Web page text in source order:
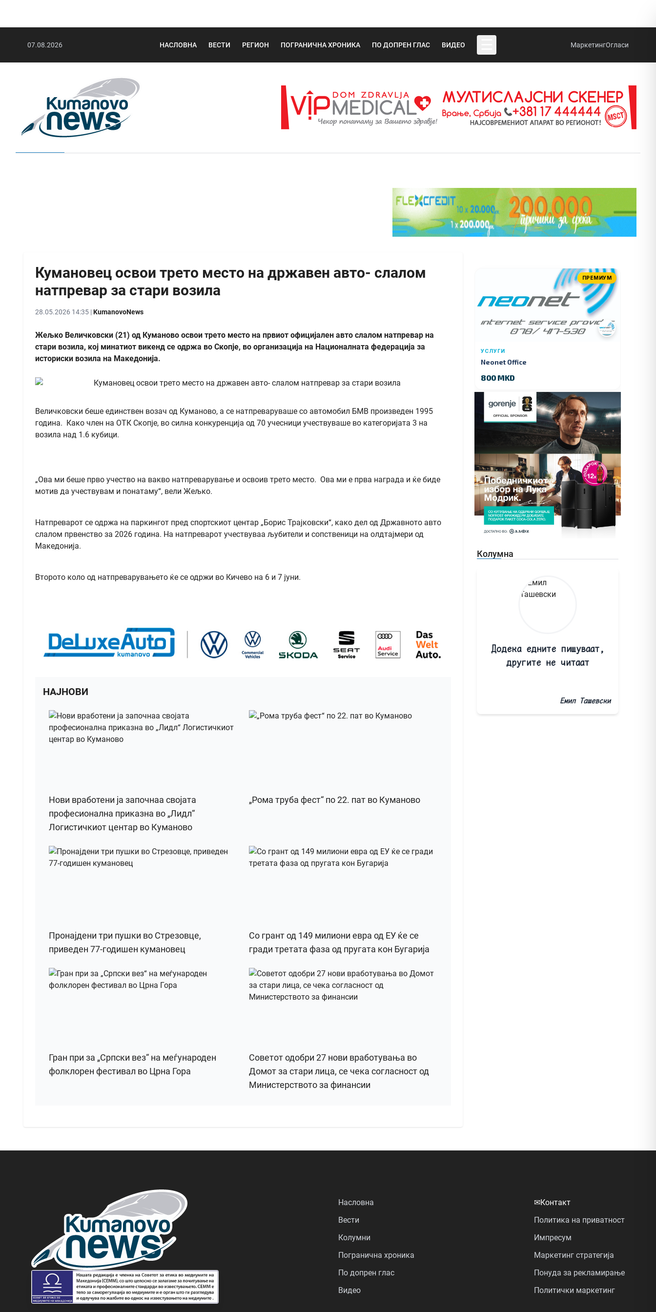
07.08.2026 НАСЛОВНА ВЕСТИ РЕГИОН ПОГРАНИЧНА ХРОНИКА ПО ДОПРЕН ГЛАС ВИДЕО МаркетингОгласи
Кумановец освои трето место на државен авто- слалом
натпревар за стари возила
28.05.2026 14:35 |KumanovoNews
Жељко Величковски (21) од Куманово освои трето место на првиот официјален авто слалом натпревар на
стари возила, кој минатиот викенд се одржа во Скопје, во организација на Националната федерација за
историски возила на Македонија.
Величковски беше единствен возач од Куманово, а се натпреваруваше со автомобил БМВ произведен 1995
година. Како член на ОТК Скопје, во силна конкуренција од 70 учесници учествуваше во категоријата 3 на
возила над 1.6 кубици.
„Ова ми беше прво учество на вакво натпреварување и освоив трето место. Ова ми е прва награда и ќе биде
мотив да учествувам и понатаму“, вели Жељко.
Натпреварот се одржа на паркингот пред спортскиот центар „Борис Трајковски“, како дел од Државното авто
слалом првенство за 2026 година. На натпреварот учествуваа љубители и сопственици на олдтајмери од
Македонија.
Второто коло од натпреварувањето ќе се одржи во Кичево на 6 и 7 јуни.
НАЈНОВИ
Нови вработени ја започнаа својата
професионална приказна во „Лидл“
Логистичкиот центар во Куманово
„Рома труба фест“ по 22. пат во Куманово
Пронајдени три пушки во Стрезовце,
приведен 77-годишен кумановец
Со грант од 149 милиони евра од ЕУ ќе се
гради третата фаза од пругата кон Бугарија
Гран при за „Српски вез“ на меѓународен
фолклорен фестивал во Црна Гора
Советот одобри 27 нови вработувања во
Домот за стари лица, се чека согласност од
Министерството за финансии
ПРЕМИУМ
УСЛУГИ
Neonet Office
800 MKD
Колумна
Додека едните пишуваат,
другите не читаат
Емил Ташевски
Насловна
Вести
Колумни
Погранична хроника
По допрен глас
Видео
✉Контакт
Политика на приватност
Импресум
Маркетинг стратегија
Понуда за рекламирање
Политички маркетинг